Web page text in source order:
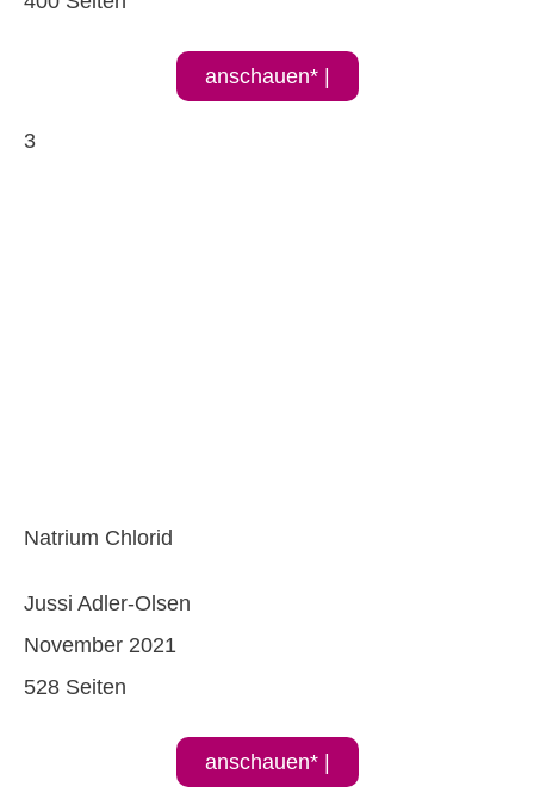
anschauen* |
3
Natrium Chlorid
Jussi Adler-Olsen
November 2021
528 Seiten
anschauen* |